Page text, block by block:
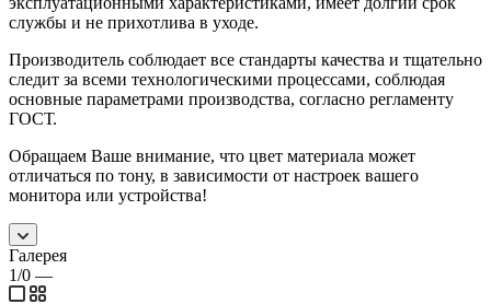
службы и не прихотлива в уходе.
Производитель соблюдает все стандарты качества и тщательно
следит за всеми технологическими процессами, соблюдая
основные параметрами производства, согласно регламенту
ГОСТ.
Обращаем Ваше внимание, что цвет материала может
отличаться по тону, в зависимости от настроек вашего
монитора или устройства!
Галерея
1/0 —